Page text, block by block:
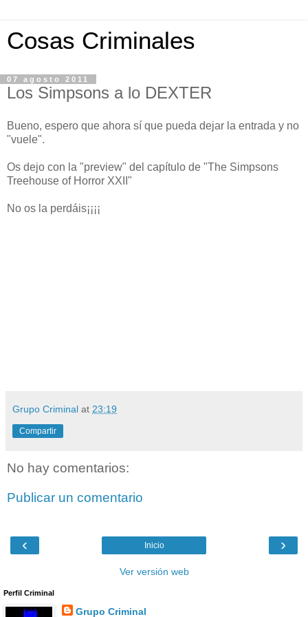
Cosas Criminales
07 agosto 2011
Los Simpsons a lo DEXTER
Bueno, espero que ahora sí que pueda dejar la entrada y no
"vuele".
Os dejo con la "preview" del capítulo de "The Simpsons
Treehouse of Horror XXII"
No os la perdáis¡¡¡¡
Grupo Criminal at 23:19
Compartir
No hay comentarios:
Publicar un comentario
‹ ›
Inicio
Ver versión web
Perfil Criminal
Grupo Criminal